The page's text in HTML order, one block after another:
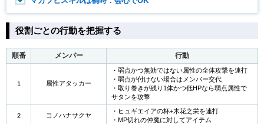
役割ごとの行動を把握する
順番 メンバー 行動
1 属性アタッカー
・弱点かつ無効ではない属性の全体攻撃を連打
・弱点が付けない場合はメンバー交代
・取り巻きが残り1体かつ低HPなら弱点属性で
サタンを攻撃
2 コノハナサクヤ
・ヒュギエイアの杯+木花之栄を連打
・MP切れの仲魔に対してアイテム